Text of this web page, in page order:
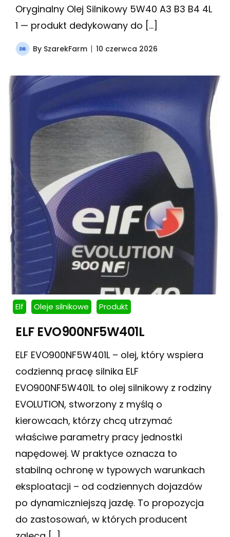
Oryginalny Olej Silnikowy 5W40 A3 B3 B4 4L
1 — produkt dedykowany do […]
By SzarekFarm 10 czerwca 2026
Elf Oleje silnikowe Produkt
ELF EVO900NF5W401L
ELF EVO900NF5W401L – olej, który wspiera
codzienną pracę silnika ELF
EVO900NF5W401L to olej silnikowy z rodziny
EVOLUTION, stworzony z myślą o
kierowcach, którzy chcą utrzymać
właściwe parametry pracy jednostki
napędowej. W praktyce oznacza to
stabilną ochronę w typowych warunkach
eksploatacji – od codziennych dojazdów
po dynamiczniejszą jazdę. To propozycja
do zastosowań, w których producent